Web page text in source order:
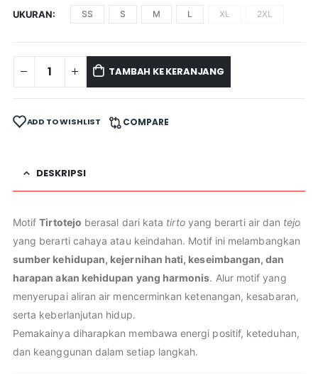
UKURAN SS S M L XL 2XL
TAMBAH KE KERANJANG
ADD TO WISHLIST COMPARE
DESKRIPSI
MotifTirtotejo berasal dari kata tirtoyang berarti air dan tejo
yang berarti cahaya atau keindahan. Motif ini melambangkan
sumber kehidupan, kejernihan hati, keseimbangan, dan
harapan akan kehidupan yang harmonis. Alur motif yang
menyerupai aliran air mencerminkan ketenangan, kesabaran,
serta keberlanjutan hidup.
Pemakainya diharapkan membawa energi positif, keteduhan,
dan keanggunan dalam setiap langkah.